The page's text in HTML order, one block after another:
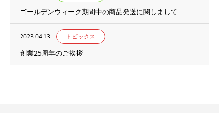
ゴールデンウィーク期間中の商品発送に関しまして
2023.04.13 トピックス
創業25周年のご挨拶